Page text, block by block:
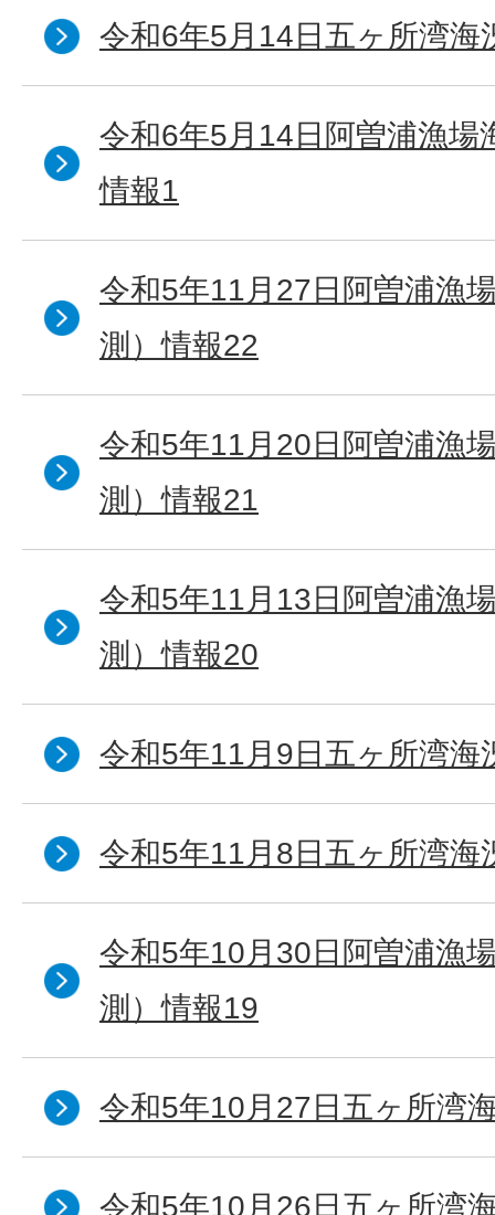
令和6年5月14日五ヶ所湾海
令和6年5月14日阿曽浦漁場
情報1
令和5年11月27日阿曽浦漁
測）情報22
令和5年11月20日阿曽浦漁
測）情報21
令和5年11月13日阿曽浦漁
測）情報20
令和5年11月9日五ヶ所湾海
令和5年11月8日五ヶ所湾海
令和5年10月30日阿曽浦漁
測）情報19
令和5年10月27日五ヶ所湾
令和5年10月26日五ヶ所湾